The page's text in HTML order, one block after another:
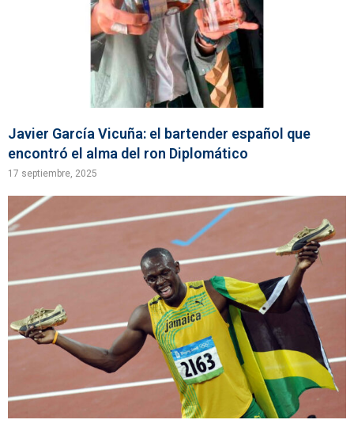
Javier García Vicuña: el bartender español que
encontró el alma del ron Diplomático
17 septiembre, 2025